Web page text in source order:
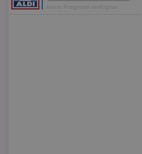
keine Prognose verfügbar